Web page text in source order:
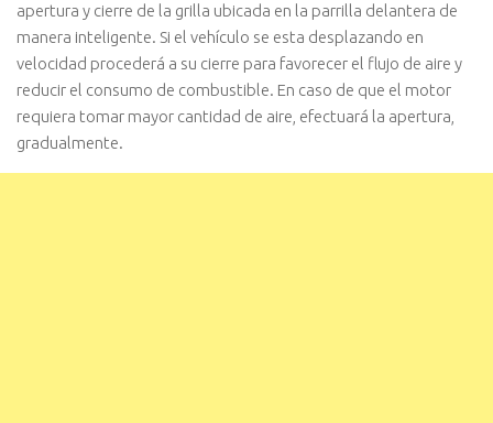
apertura y cierre de la grilla ubicada en la parrilla delantera de
manera inteligente. Si el vehículo se esta desplazando en
velocidad procederá a su cierre para favorecer el flujo de aire y
reducir el consumo de combustible. En caso de que el motor
requiera tomar mayor cantidad de aire, efectuará la apertura,
gradualmente.